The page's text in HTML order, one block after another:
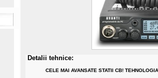
Detalii tehnice:
CELE MAI AVANSATE STATII CB!